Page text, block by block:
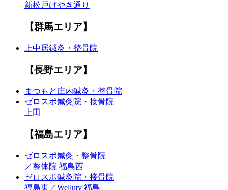
新松戸けやき通り
【群馬エリア】
上中居鍼灸・整骨院
【長野エリア】
まつもと庄内鍼灸・整骨院
ゼロスポ鍼灸院・接骨院
上田
【福島エリア】
ゼロスポ鍼灸・整骨院
／整体院 福島西
ゼロスポ鍼灸院・接骨院
福島東／Welluty 福島